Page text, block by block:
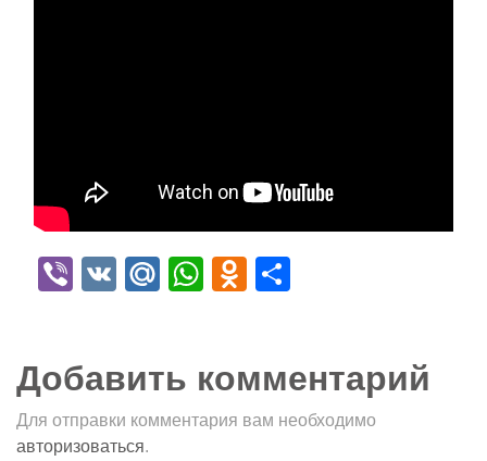
Viber
VK Mail.Ru
WhatsApp
Odnoklassniki
Добавить комментарий
Для отправки комментария вам необходимо
авторизоваться.